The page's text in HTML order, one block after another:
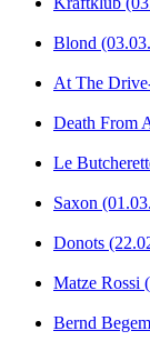
Blond
At The
Death From
Le
Saxon
Donots
Matze Rossi
Bernd